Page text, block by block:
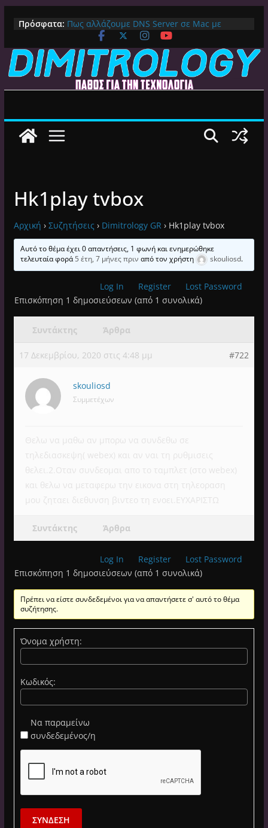
περιεχόμενο
Πρόσφατα: Πως αλλάζουμε DNS Server σε Mac με
MacOS Ventura (Macbook, Mac Mini, iMac,
κλπ)
IPVanish Προσφορά: 83% Έκπτωση στο
Premium VPN – Δες γιατί αξίζει
Alive GR Kodi: Γιατί Δεν Λειτουργεί Πλέον το
Android TV | CX File Explorer, Καθαρισμός
Ο Καλύτερος Launcher για Android TV /
Hk1play tvbox
Αρχική › Συζητήσεις › Dimitrology GR › Hk1play tvbox
Αυτό το θέμα έχει 0 απαντήσεις, 1 φωνή και ενημερώθηκε
τελευταία φορά5 έτη, 7 μήνες πριν από τον χρήστη skouliosd.
Log In Register
Lost Password
Επισκόπηση 1 δημοσιεύσεων (από 1 συνολικά)
Συντάκτης Άρθρα
17 Δεκεμβρίου, 2020 στις 4:48 μμ #722
skouliosd
Συμμετέχων
Θελω να μαθω αν μπορω να συνδεθω σε
τηλεδιασκεψη( webex) και αν ναι τη ρυθμισεις
θελει.2.Οταν συνδεομαι απο το ταμπλετ (στο webex)
και θελω να μεταφερω την εικονα στη τηλεοραση
μου ζηταει διεθυνση βιντεο τη ενοει.ΕΥΧΑΡΙΣΤΩ
Συντάκτης Άρθρα
Log In Register
Lost Password
Επισκόπηση 1 δημοσιεύσεων (από 1 συνολικά)
Πρέπει να είστε συνδεδεμένοι για να απαντήσετε σ' αυτό το θέμα
συζήτησης.
Όνομα χρήστη:
Κωδικός:
Να παραμείνω
συνδεδεμένος/η
ΣΎΝΔΕΣΗ